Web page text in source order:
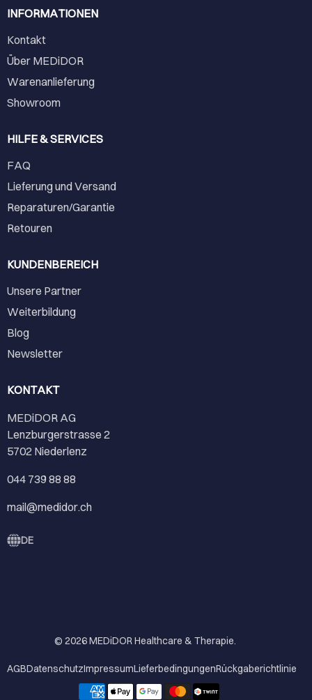
INFORMATIONEN
Kontakt
Über MEDiDOR
Warenanlieferung
Showroom
HILFE & SERVICES
FAQ
Lieferung und Versand
Reparaturen/Garantie
Retouren
KUNDENBEREICH
Unsere Partner
Weiterbildung
Blog
Newsletter
KONTAKT
MEDiDOR AG
Lenzburgerstrasse 2
5702 Niederlenz
044 739 88 88
mail@medidor.ch
DE
© 2026MEDiDOR Healthcare & Therapie.
AGBDatenschutzImpressumLieferbedingungenRückgaberichtlinie